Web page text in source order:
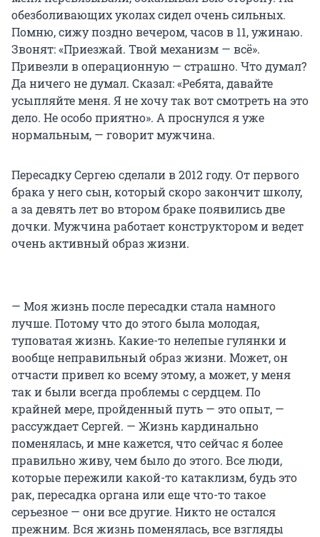
обезболивающих уколах сидел очень сильных.
Помню, сижу поздно вечером, часов в 11, ужинаю.
Звонят: «Приезжай. Твой механизм — всё».
Привезли в операционную — страшно. Что думал?
Да ничего не думал. Сказал: «Ребята, давайте
усыпляйте меня. Я не хочу так вот смотреть на это
дело. Не особо приятно». А проснулся я уже
нормальным, — говорит мужчина.
Пересадку Сергею сделали в 2012 году. От первого
брака у него сын, который скоро закончит школу,
а за девять лет во втором браке появились две
дочки. Мужчина работает конструктором и ведет
очень активный образ жизни.
— Моя жизнь после пересадки стала намного
лучше. Потому что до этого была молодая,
туповатая жизнь. Какие-то нелепые гулянки и
вообще неправильный образ жизни. Может, он
отчасти привел ко всему этому, а может, у меня
так и были всегда проблемы с сердцем. По
крайней мере, пройденный путь — это опыт, —
рассуждает Сергей. — Жизнь кардинально
поменялась, и мне кажется, что сейчас я более
правильно живу, чем было до этого. Все люди,
которые пережили какой-то катаклизм, будь это
рак, пересадка органа или еще что-то такое
серьезное — они все другие. Никто не остался
прежним. Вся жизнь поменялась, все взгляды